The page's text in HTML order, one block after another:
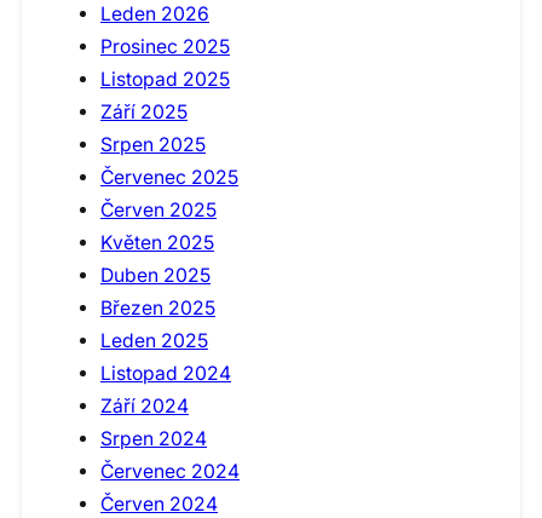
Leden 2026
Prosinec 2025
Listopad 2025
Září 2025
Srpen 2025
Červenec 2025
Červen 2025
Květen 2025
Duben 2025
Březen 2025
Leden 2025
Listopad 2024
Září 2024
Srpen 2024
Červenec 2024
Červen 2024